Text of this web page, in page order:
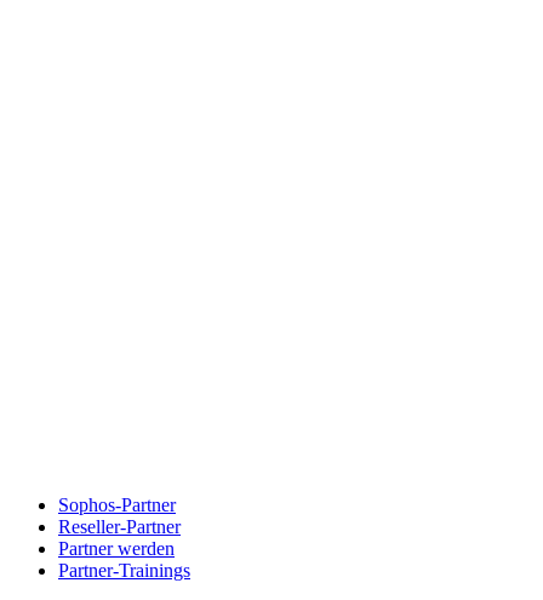
Sophos-Partner
Reseller-Partner
Partner werden
Partner-Trainings